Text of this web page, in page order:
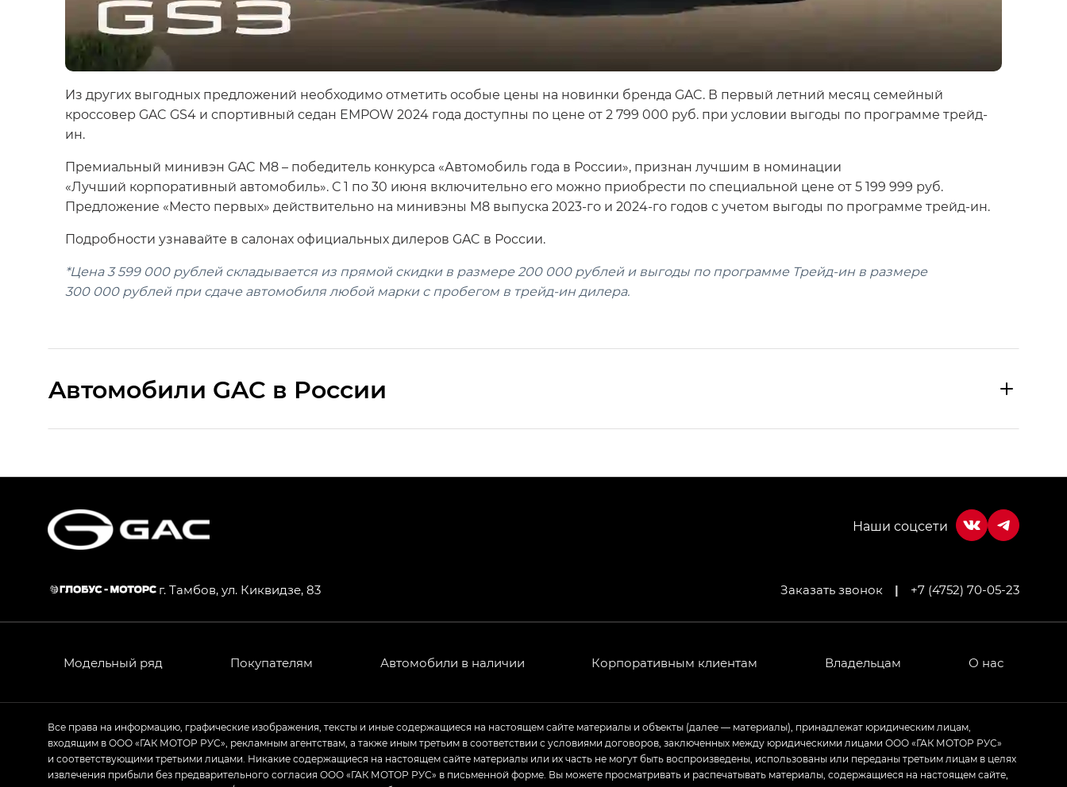
Из других выгодных предложений необходимо отметить особые цены на новинки бренда GAC. В первый летний месяц семейный
кроссовер GAC GS4 и спортивный седан EMPOW 2024 года доступны по цене от 2 799 000 руб. при условии выгоды по программе трейд-
ин.
Премиальный минивэн GAC M8 – победитель конкурса «Автомобиль года в России», признан лучшим в номинации
«Лучший корпоративный автомобиль». С 1 по 30 июня включительно его можно приобрести по специальной цене от 5 199 999 руб.
Предложение «Место первых» действительно на минивэны M8 выпуска 2023-го и 2024-го годов с учетом выгоды по программе трейд-ин.
Подробности узнавайте в салонах официальных дилеров GAC в России.
*Цена 3 599 000 рублей складывается из прямой скидки в размере 200 000 рублей и выгоды по программе Трейд-ин в размере
300 000 рублей при сдаче автомобиля любой марки с пробегом в трейд-ин дилера.
Aвтомобили GAC в России
HYPTEC HT — Хайптек Эйч Ти (HYPTEC HT) в комплектации Экс ПРЕМИУМ — EX PREMIUM
GL
GS4 — Джи Эс 4 (GS4) в комплектациях Джи Би Передний привод — GB 2WD, Джи Би Полный привод — GB AWD, Джи Эль Полный привод —
Empow — Эмпау (Empow) в комплектации Джи Эс — GS, Джи Эль с элементы экстерьера в спортивном стиле — GL (S-Style)
г. Тамбов, ул. Киквидзе, 83 Заказать звонок | +7 (4752) 70-05-23
Модельный ряд Покупателям Автомобили в наличии Корпоративным клиентам Владельцам О нас
Все права на информацию, графические изображения, тексты и иные содержащиеся на настоящем сайте материалы и объекты (далее — материалы), принадлежат юридическим лицам,
входящим в ООО «ГАК МОТОР РУС», рекламным агентствам, а также иным третьим в соответствии с условиями договоров, заключенных между юридическими лицами ООО «ГАК МОТОР РУС»
и соответствующими третьими лицами. Никакие содержащиеся на настоящем сайте материалы или их часть не могут быть воспроизведены, использованы или переданы третьим лицам в целях
извлечения прибыли без предварительного согласия ООО «ГАК МОТОР РУС» в письменной форме. Вы можете просматривать и распечатывать материалы, содержащиеся на настоящем сайте,